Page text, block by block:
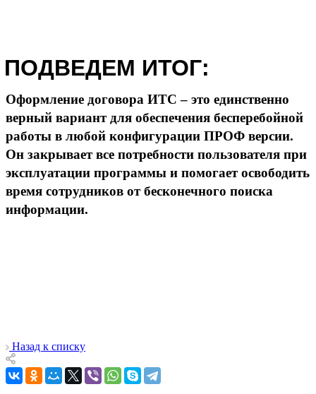
ПОДВЕДЕМ ИТОГ:
Оформление договора ИТС – это единственно
верный вариант для обеспечения бесперебойной
работы в любой конфигурации ПРОФ версии.
Он закрывает все потребности пользователя при
эксплуатации программы и помогает освободить
время сотрудников от бесконечного поиска
информации.
Назад к списку